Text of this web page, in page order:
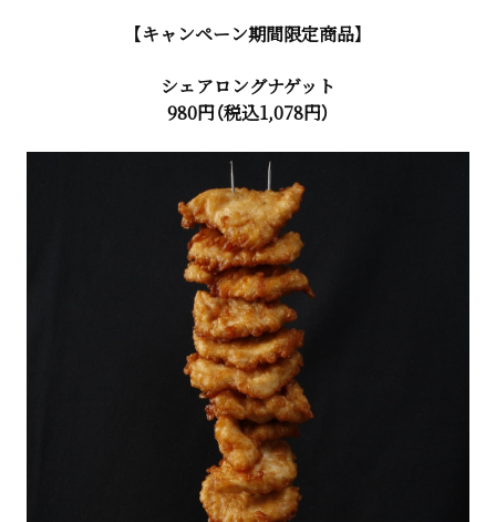
【キャンペーン期間限定商品】
シェアロングナゲット
980円（税込1,078円）